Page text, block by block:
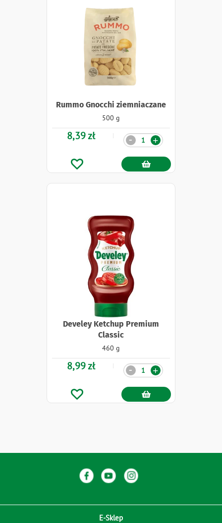
Rummo Gnocchi ziemniaczane
500 g
8,39 zł Ilość +
-
Develey Ketchup Premium
Classic
460 g
8,99 zł Ilość +
-
E-Sklep